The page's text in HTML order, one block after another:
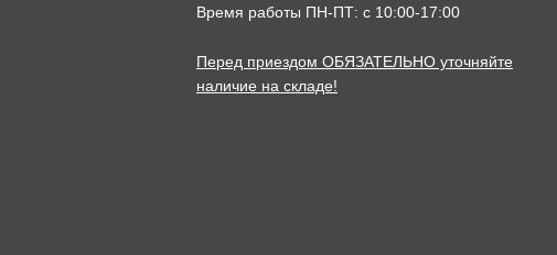
Время работы ПН-ПТ: с 10:00-17:00
Перед приездом ОБЯЗАТЕЛЬНО уточняйте
наличие на складе!